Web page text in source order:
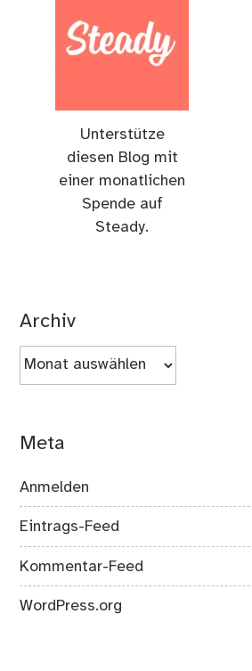
Unterstütze
diesen Blog mit
einer monatlichen
Spende auf
Steady.
Archiv
Archiv
Meta
Anmelden
Eintrags-Feed
Kommentar-Feed
WordPress.org